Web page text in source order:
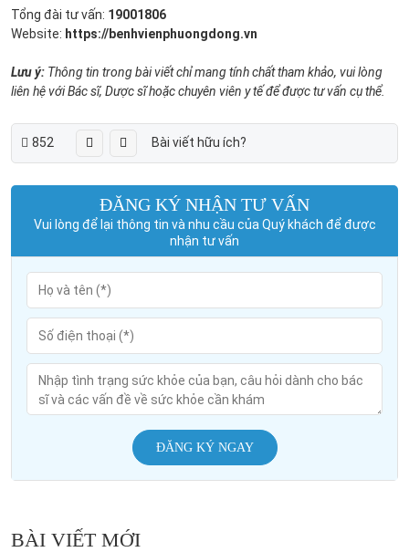
Tổng đài tư vấn: 19001806
Website: https://benhvienphuongdong.vn
Lưu ý: Thông tin trong bài viết chỉ mang tính chất tham khảo, vui lòng
liên hệ với Bác sĩ, Dược sĩ hoặc chuyên viên y tế để được tư vấn cụ thể.
852 Bài viết hữu ích?
ĐĂNG KÝ NHẬN TƯ VẤN
Vui lòng để lại thông tin và nhu cầu của Quý khách để được
nhận tư vấn
ĐĂNG KÝ NGAY
BÀI VIẾT MỚI